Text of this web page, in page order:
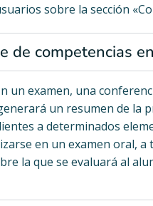
sobre la sección
de competencias
un examen, una
un resumen de
a determinados
en un examen oral,
la que se evaluará al